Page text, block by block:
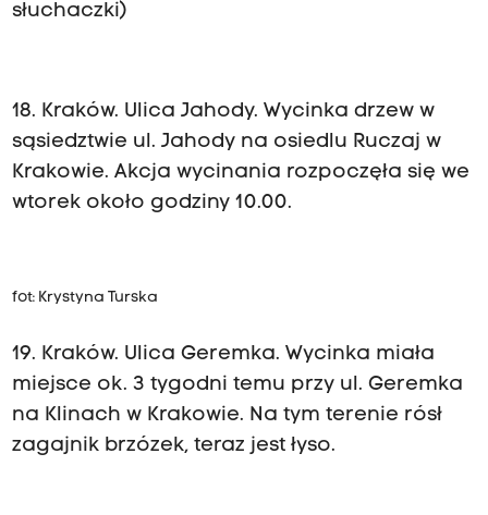
słuchaczki)
18. Kraków. Ulica Jahody. Wycinka drzew w
sąsiedztwie ul. Jahody na osiedlu Ruczaj w
Krakowie. Akcja wycinania rozpoczęła się we
wtorek około godziny 10.00.
fot: Krystyna Turska
19. Kraków. Ulica Geremka. Wycinka miała
miejsce ok. 3 tygodni temu przy ul. Geremka
na Klinach w Krakowie. Na tym terenie rósł
zagajnik brzózek, teraz jest łyso.